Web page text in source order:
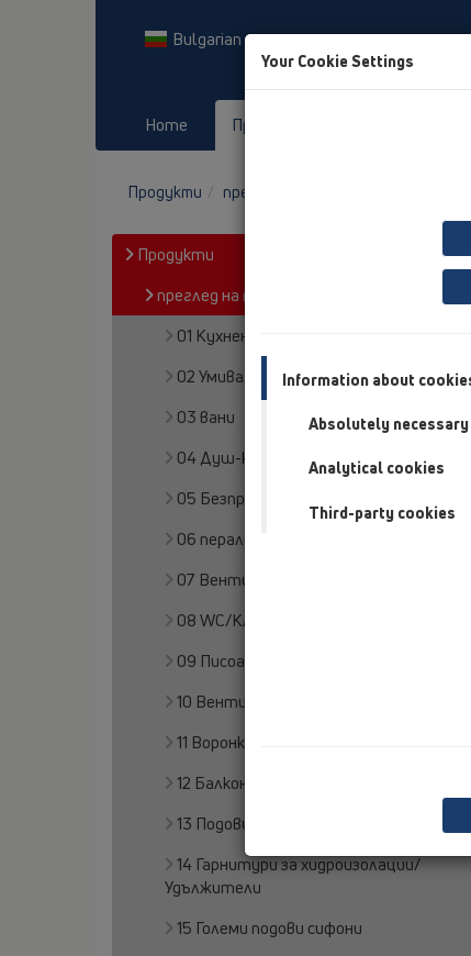
Bulgarian
Home Продукти
Продукти преглед на продукта
Продукти
преглед на продукта
01 Кухненски сифони
02 Умивалници в баня
03 вани
04 Душ-кабини
05 Безпрагови душ кабини
06 перални или съдомиячни машини
07 Вентилация и климатизация
08 WC/Клозети
09 Писоари
10 Вентилационни клапи
11 Воронки
12 Балкони и тераси
13 Подови сифони
14 Гарнитури за хидроизолации/
Удължители
15 Големи подови сифони
Your Cookie Settings
Information about
Absolutely
Analytical cookies
Third-party cookies